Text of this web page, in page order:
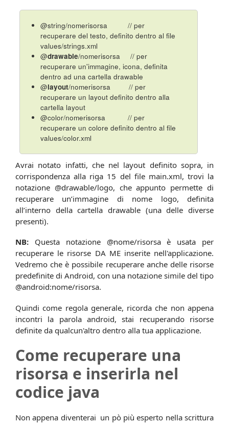
@string/nomerisorsa // per
recuperare del testo, definito dentro al file
values/strings.xml
@drawable/nomerisorsa // per
recuperare un'immagine, icona, definita
dentro ad una cartella drawable
@layout/nomerisorsa // per
recuperare un layout definito dentro alla
cartella layout
@color/nomerisorsa // per
recuperare un colore definito dentro al file
values/color.xml
Avrai notato infatti, che nel layout definito sopra, in
corrispondenza alla riga 15 del file main.xml, trovi la
notazione @drawable/logo, che appunto permette di
recuperare un’immagine di nome logo, definita
all’interno della cartella drawable (una delle diverse
presenti).
NB: Questa notazione @nome/risorsa è usata per
recuperare le risorse DA ME inserite nell'applicazione.
Vedremo che è possibile recuperare anche delle risorse
predefinite di Android, con una notazione simile del tipo
@android:nome/risorsa.
Quindi come regola generale, ricorda che non appena
incontri la parola android, stai recuperando risorse
definite da qualcun'altro dentro alla tua applicazione.
Come recuperare una
risorsa e inserirla nel
codice java
Non appena diventerai un pò più esperto nella scrittura